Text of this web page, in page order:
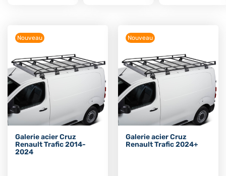
Nouveau
Galerie acier Cruz
Renault Trafic 2014-
2024
Nouveau
Galerie acier Cruz
Renault Trafic 2024+